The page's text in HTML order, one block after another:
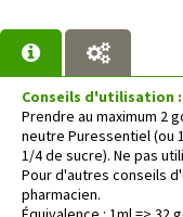
Conseils d'utilisation :
Prendre au maximum 2
neutre Puressentiel (ou
1/4 de sucre). Ne pas
Pour d'autres conseils
pharmacien.